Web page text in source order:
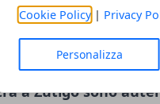
Cookie Policy| Privacy
Personalizza
corpo. La
hanno fatto
occuparsi
a Zutigo sono